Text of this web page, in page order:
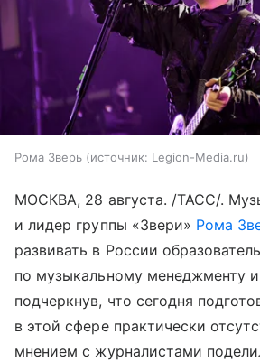
Рома Зверь источник: Legion-Media.ru
МОСКВА, 28 августа. /ТАСС/.
и лидер группы «Звери» Рома
развивать в России
по музыкальному менеджменту
подчеркнув, что сегодня
в этой сфере практически
мнением с журналистами